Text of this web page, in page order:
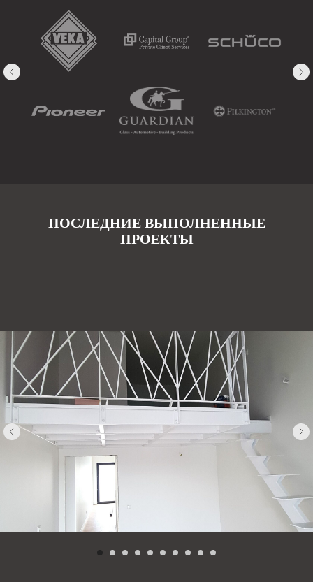
ПОСЛЕДНИЕ ВЫПОЛНЕННЫЕ
ПРОЕКТЫ